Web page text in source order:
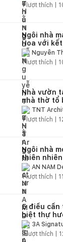
1lượt thích |
Ngôi nhà
Hoa với
Nguyễn
1lượt thích |
Nhà vườn
nhà thờ tổ
lại không
TNT
1lượt thích |
Ngôi nhà
thiên
của cuộc
AN NAM
1lượt thích |
5 điều cần
biệt thự
3A
2lượt thích |